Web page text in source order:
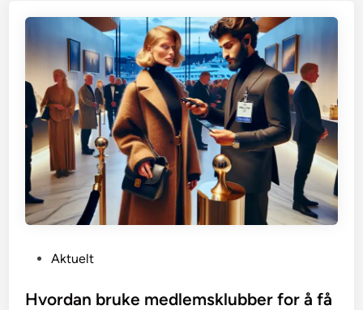
s
Aktuelt
Hvordan bruke medlemsklubber for å få